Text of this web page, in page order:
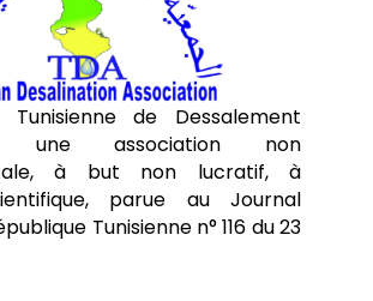
Tunisienne de Dessalement
une association non
à but non lucratif, à
parue au Journal
Tunisienne n° 116 du 23